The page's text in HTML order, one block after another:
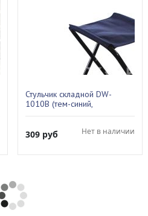
Стульчик складной DW-
1010В (тем-синий,
309 руб Нет в наличии